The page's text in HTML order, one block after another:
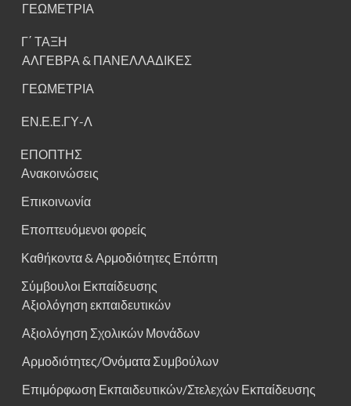
ΓΕΩΜΕΤΡΙΑ
Γ΄ ΤΑΞΗ
ΑΛΓΕΒΡΑ & ΠΑΝΕΛΛΑΔΙΚΕΣ
ΓΕΩΜΕΤΡΙΑ
ΕΝ.Ε.Ε.ΓΥ-Λ
ΕΠΟΠΤΗΣ
Ανακοινώσεις
Επικοινωνία
Εποπτευόμενοι φορείς
Καθήκοντα & Αρμοδιότητες Επόπτη
Σύμβουλοι Εκπαίδευσης
Αξιολόγηση εκπαιδευτικών
Αξιολόγηση Σχολικών Μονάδων
Αρμοδιότητες/Ονόματα Συμβούλων
Επιμόρφωση Εκπαιδευτικών/Στελεχών Εκπαίδευσης